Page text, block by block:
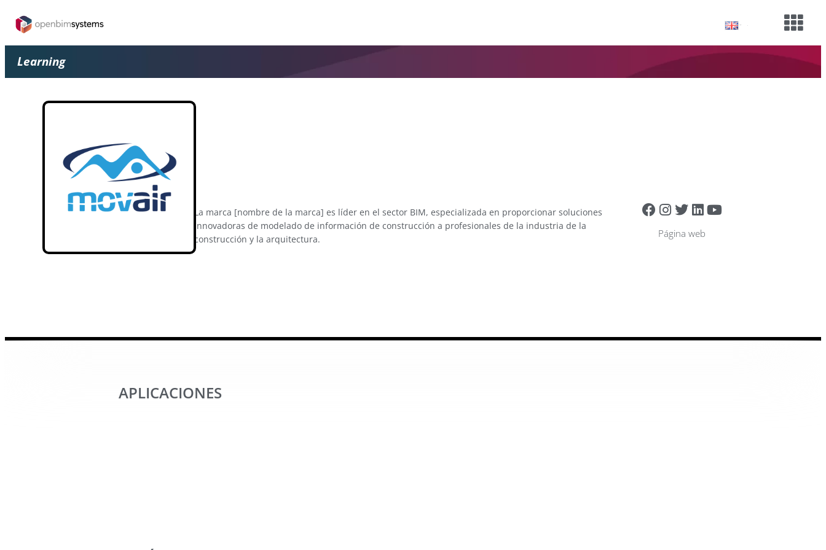
Learning
Página web
La marca [nombre de la marca] es líder en el sector BIM, especializada en proporcionar soluciones
innovadoras de modelado de información de construcción a profesionales de la industria de la
construcción y la arquitectura.
APLICACIONES